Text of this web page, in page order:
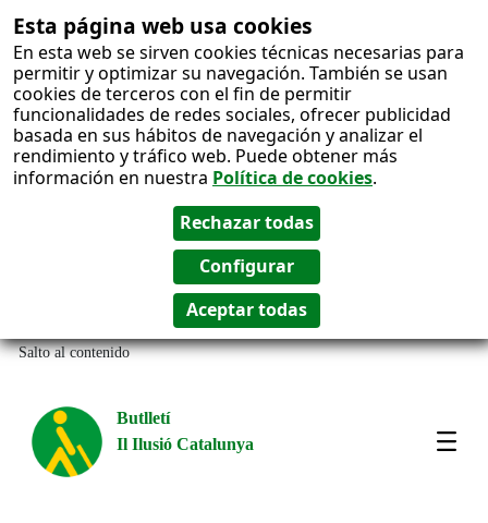
Esta página web usa cookies
En esta web se sirven cookies técnicas necesarias para
permitir y optimizar su navegación. También se usan
cookies de terceros con el fin de permitir
funcionalidades de redes sociales, ofrecer publicidad
basada en sus hábitos de navegación y analizar el
rendimiento y tráfico web. Puede obtener más
información en nuestra Política de cookies.
Salto al contenido
Butlletí
Il Ilusió Catalunya